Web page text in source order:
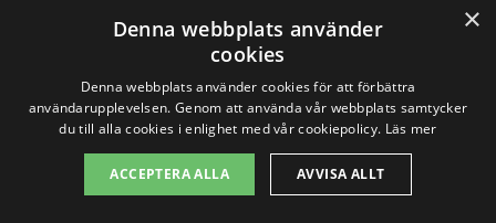
Sök efter en
professionell för
köksrenovering i andra
×
Denna webbplats använder
cookies
Denna webbplats använder cookies för att förbättra
användarupplevelsen. Genom att använda vår webbplats samtycker
du till alla cookies i enlighet med vår cookiepolicy. Läs mer
ACCEPTERA ALLA AVVISA ALLT